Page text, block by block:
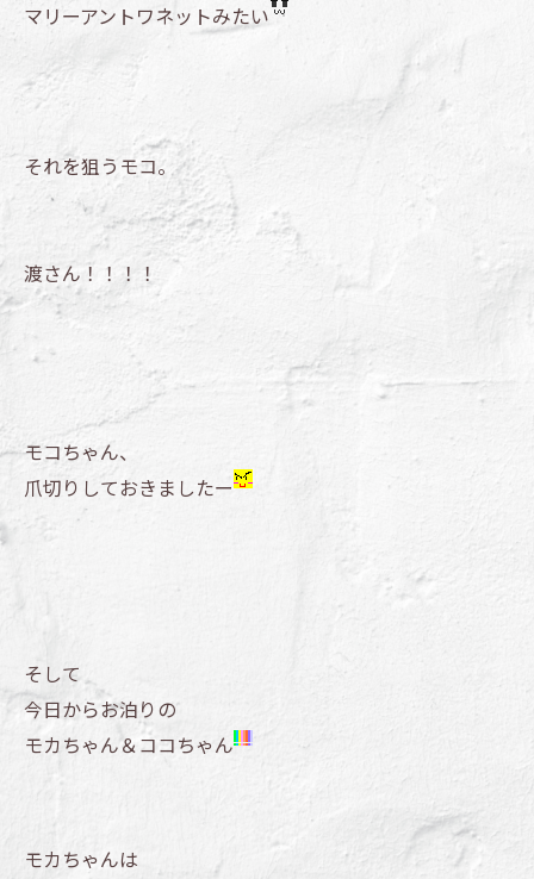
マリーアントワネットみたい
それを狙うモコ。
渡さん！！！！
モコちゃん、
爪切りしておきましたー
そして
今日からお泊りの
モカちゃん＆ココちゃん
モカちゃんは